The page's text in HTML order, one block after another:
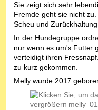
Sie zeigt sich sehr
Fremde geht sie nicht
Scheu und Zurückhaltung
In der Hundegruppe
nur wenn es um's Futter
verteidigt ihren
zu kurz gekommen.
Melly wurde 2017